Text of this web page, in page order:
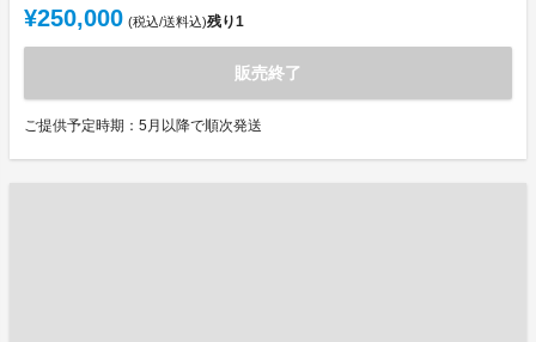
¥250,000 (税込/送料込)残り1
販売終了
ご提供予定時期：5月以降で順次発送